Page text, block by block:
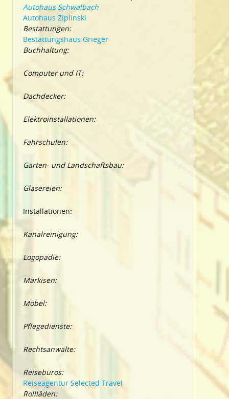
Autohaus Schwalbach
Autohaus Ziplinski
Bestattungen:
Bestattungshaus Grieger
Buchhaltung:
Computer und IT:
Dachdecker:
Elektroinstallationen:
Fahrschulen:
Garten- und Landschaftsbau:
Glasereien:
Installationen:
Kanalreinigung:
Logopädie:
Markisen:
Möbel:
Pflegedienste:
Rechtsanwälte:
Reisebüros:
Reiseagentur Selected Travel
Rollläden: